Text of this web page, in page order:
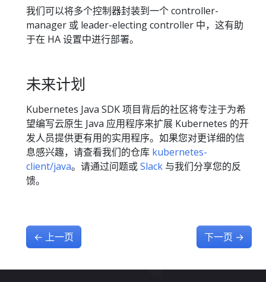
我们可以将多个控制器封装到一个 controller-
manager 或 leader-electing controller 中，这有助
于在 HA 设置中进行部署。
未来计划
Kubernetes Java SDK 项目背后的社区将专注于为希
望编写云原生 Java 应用程序来扩展 Kubernetes 的开
发人员提供更有用的实用程序。如果您对更详细的信
息感兴趣，请查看我们的仓库 kubernetes-
client/java。请通过问题或Slack 与我们分享您的反
馈。
← 上一页 下一页 →